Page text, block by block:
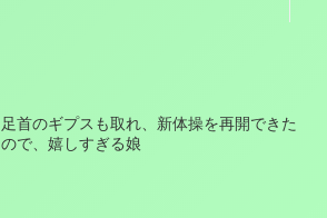
足首のギプスも取れ、新体操を再開できた
ので、嬉しすぎる娘